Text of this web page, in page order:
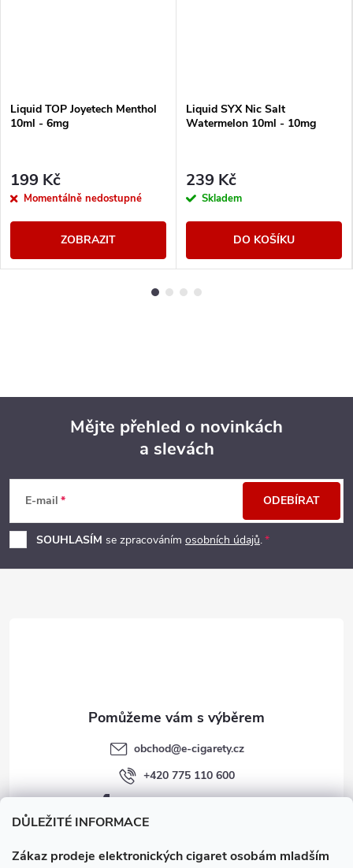
DŮLEŽITÉ INFORMACE
Zákaz prodeje elektronických cigaret osobám mladším
Liquid TOP Joyetech Menthol
10ml - 6mg
199 Kč
Momentálně nedostupné
ZOBRAZIT
Liquid SYX Nic Salt
Watermelon 10ml - 10mg
239 Kč
Skladem
DO KOŠÍKU
p
a
Mějte přehled o novinkách
a slevách
E-mail
SOUHLASÍM se zpracováním osobních údajů.
ODEBÍRAT
obchod@e-cigarety.cz
+420 775 110 600
facebook.com/e-cigarety.cz